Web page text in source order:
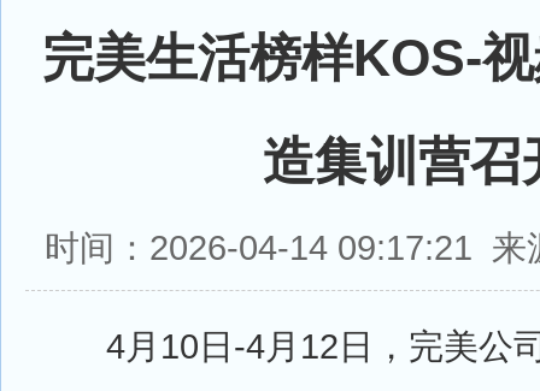
完美生活榜样KOS-
造集训营召
时间：2026-04-14 09:17:21
4月10日-4月12日，完美公